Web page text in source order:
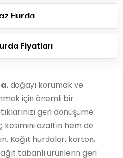
Hurda
Fiyatları
, doğayı korumak ve
için önemli bir
geri dönüşüme
azaltın hem de
Kağıt hurdalar, karton,
tabanlı ürünlerin geri